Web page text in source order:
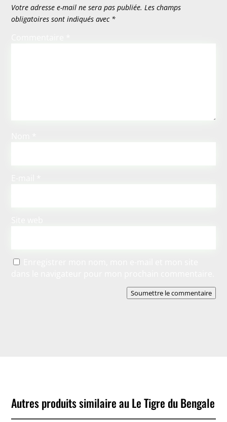
Votre adresse e-mail ne sera pas publiée. Les champs
obligatoires sont indiqués avec *
Soumettre le commentaire
Autres produits similaire au Le Tigre du Bengale